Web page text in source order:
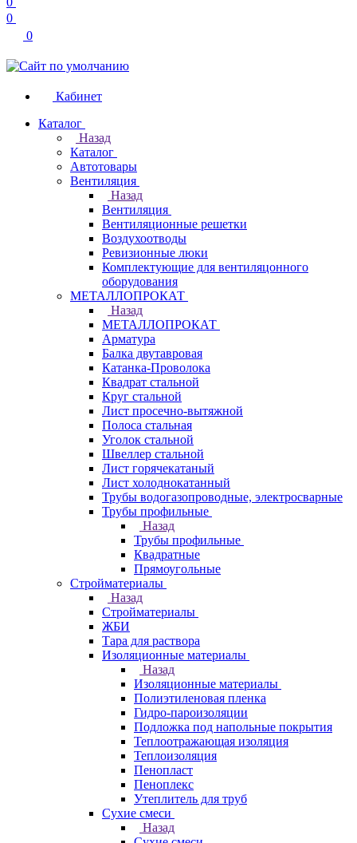
0
0
Кабинет
Каталог
Назад
Каталог
Автотовары
Вентиляция
Назад
Вентиляция
Вентиляционные решетки
Воздухоотводы
Ревизионные люки
Комплектующие для вентиляцонного
оборудования
МЕТАЛЛОПРОКАТ
Назад
МЕТАЛЛОПРОКАТ
Арматура
Балка двутавровая
Катанка-Проволока
Квадрат стальной
Круг стальной
Лист просечно-вытяжной
Полоса стальная
Уголок стальной
Швеллер стальной
Лист горячекатаный
Лист холоднокатанный
Трубы водогазопроводные, электросварные
Трубы профильные
Назад
Трубы профильные
Квадратные
Прямоугольные
Стройматериалы
Назад
Стройматериалы
ЖБИ
Тара для раствора
Изоляционные материалы
Назад
Изоляционные материалы
Полиэтиленовая пленка
Гидро-пароизоляции
Подложка под напольные покрытия
Теплоотражающая изоляция
Теплоизоляция
Пенопласт
Пеноплекс
Утеплитель для труб
Сухие смеси
Назад